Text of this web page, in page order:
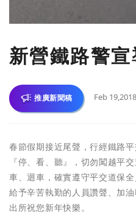
新營鐵路警
推廣新聞稿 Feb 19,2018
春節假期接近尾聲，行經鐵路
『停、看、聽』，切勿闖越平
車、迴車，確實遵守平交道保
給予辛苦執勤的人員讚聲、加
出所祝您新年快樂。